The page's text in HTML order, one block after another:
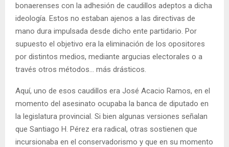
bonaerenses con la adhesión de caudillos adeptos a dicha
ideología. Estos no estaban ajenos a las directivas de
mano dura impulsada desde dicho ente partidario. Por
supuesto el objetivo era la eliminación de los opositores
por distintos medios, mediante argucias electorales o a
través otros métodos… más drásticos.
Aquí, uno de esos caudillos era José Acacio Ramos, en el
momento del asesinato ocupaba la banca de diputado en
la legislatura provincial. Si bien algunas versiones señalan
que Santiago H. Pérez era radical, otras sostienen que
incursionaba en el conservadorismo y que en su momento